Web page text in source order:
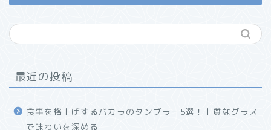
最近の投稿
食事を格上げするバカラのタンブラー5選！上質なグラス
で味わいを深める